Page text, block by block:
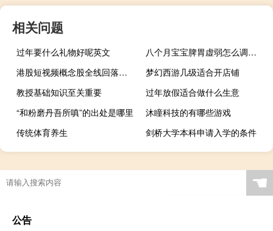
相关问题
过年要什么礼物好呢英文
八个月宝宝脾胃虚弱怎么调理食疗
港股短视频概念股全线回落微盟集团跌超5%
梦幻西游几级适合开店铺
教授基础知识至关重要
过年放假适合做什么生意
“和粉磨丹吾所嗔”的出处是哪里
沐瞳科技的有哪些游戏
传统体育养生
剑桥大学本科申请入学的条件
☚
公告